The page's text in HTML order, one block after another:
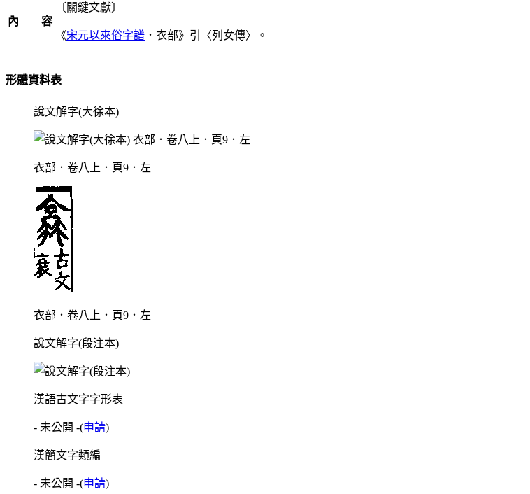
內 容
〔關鍵文獻〕
《宋元以來俗字譜 ．衣部》引〈列女傳〉。
形體資料表
說文解字(大徐本)
衣部．卷八上．頁9．左
衣部．卷八上．頁9．左
說文解字(段注本)
漢語古文字字形表
- 未公開 -(申請)
漢簡文字類編
- 未公開 -(申請)